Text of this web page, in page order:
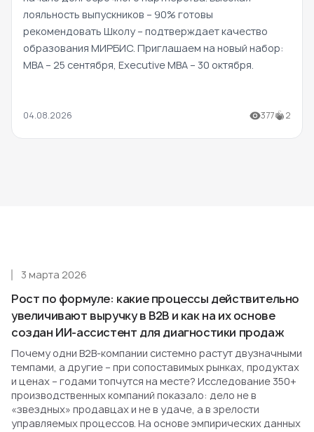
лояльность выпускников – 90% готовы
рекомендовать Школу – подтверждает качество
образования МИРБИС. Приглашаем на новый набор:
MBA – 25 сентября, Executive MBA – 30 октября.
04.08.2026 377 2
Рост по формуле: какие процессы действительно
увеличивают выручку в B2B и как на их основе
создан ИИ-ассистент для диагностики продаж
3 марта 2026
Почему одни B2B-компании системно растут двузначными
темпами, а другие – при сопоставимых рынках, продуктах
и ценах – годами топчутся на месте? Исследование 350+
производственных компаний показало: дело не в
«звездных» продавцах и не в удаче, а в зрелости
управляемых процессов. На основе эмпирических данных